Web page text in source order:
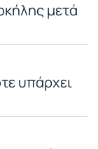
μετά
υπάρχει